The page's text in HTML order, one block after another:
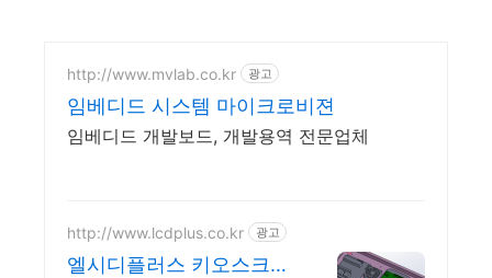
http://www.mvlab.co.kr 광고
임베디드 시스템 마이크로비젼
임베디드 개발보드, 개발용역 전문업체
http://www.lcdplus.co.kr 광고
엘시디플러스 키오스크방